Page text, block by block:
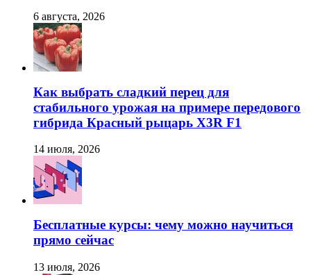
6 августа, 2026
Как выбрать сладкий перец для
стабильного урожая на примере передового
гибрида Красный рыцарь X3R F1
14 июля, 2026
Бесплатные курсы: чему можно научиться
прямо сейчас
13 июля, 2026